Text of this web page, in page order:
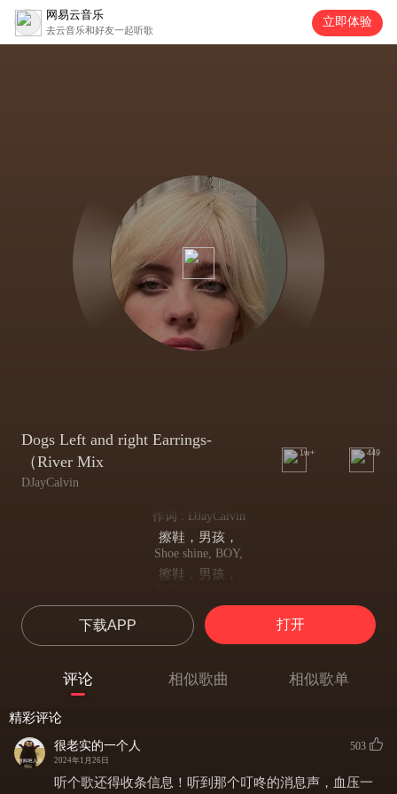
网易云音乐
去云音乐和好友一起听歌
立即体验
Dogs Left and right Earrings-
（River Mix
DJayCalvin
1w+ 449
作词 : DJayCalvin
擦鞋，男孩，
Shoe shine, BOY,
擦鞋，男孩，
擦鞋，男孩，
编曲 : DJayCalvin
擦鞋，男孩，
男孩帮我擦鞋，
Made my shoe shine,
下载APP 打开
评论 相似歌曲 相似歌单
精彩评论
很老实的一个人
2024年1月26日
503
听个歌还得收条信息！听到那个叮咚的消息声，血压一